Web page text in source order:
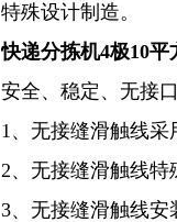
特殊设计制造。
快递分拣机4极10
安全、稳定、无接
1、无接缝滑触线
2、无接缝滑触线
3、无接缝滑触线安